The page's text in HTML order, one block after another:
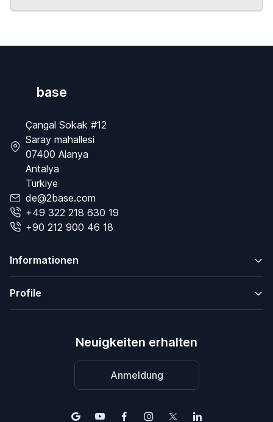
base
Çangal Sokak #12
Saray mahallesi
07400 Alanya
Antalya
Turkiye
de@2base.com
+49 322 218 630 19
+90 212 900 46 18
Informationen
Profile
Neuigkeiten erhalten
Anmeldung